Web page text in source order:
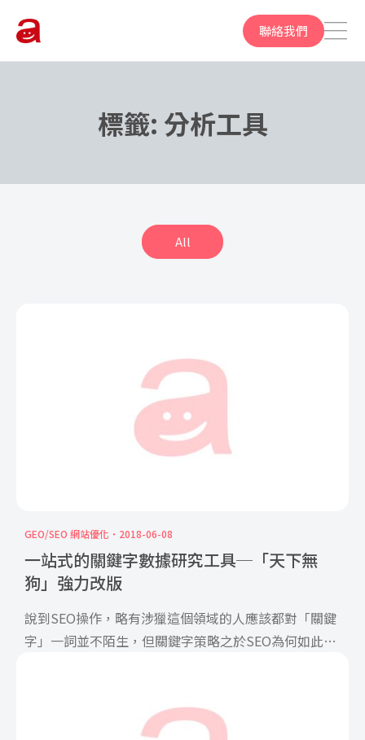
聯絡我們
標籤: 分析工具
All
GEO/SEO 網站優化 2018-06-08
一站式的關鍵字數據研究工具─「天下無
狗」強力改版
說到SEO操作，略有涉獵這個領域的人應該都對「關鍵
字」一詞並不陌生，但關鍵字策略之於SEO為何如此重